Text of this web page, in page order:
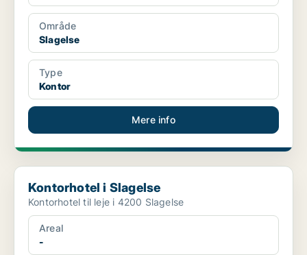
Område
Slagelse
Type
Kontor
Mere info
Kontorhotel i Slagelse
Kontorhotel i Slagelse
Kontorhotel til leje i 4200 Slagelse
Areal
-